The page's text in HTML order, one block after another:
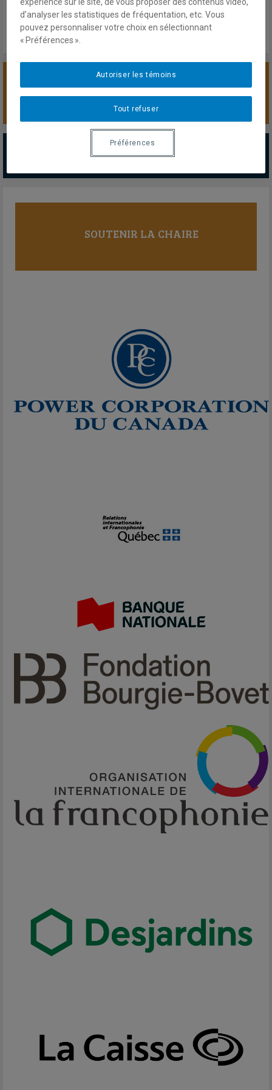
Lien externe
SOUTENIR LA CHAIRE
PARTENAIRES MAJEURS
SOUTENIR LA CHAIRE
expérience sur le site, de vous proposer des contenus vidéo,
d’analyser les statistiques de fréquentation, etc. Vous
pouvez personnaliser votre choix en sélectionnant
« Préférences ».
Tout refuser
Autoriser les témoins
Préférences